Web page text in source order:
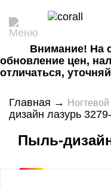
Внимание! На
обновление цен,
отличаться,
Главная →
дизайн лазурь
Пыль-